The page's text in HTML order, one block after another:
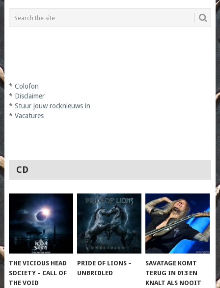
* Colofon
* Disclaimer
* Stuur jouw rocknieuws in
* Vacatures
CD
THE VICIOUS HEAD
SOCIETY – CALL OF
THE VOID
PRIDE OF LIONS –
UNBRIDLED
SAVATAGE KOMT
TERUG IN 013 EN
KNALT ALS NOOIT